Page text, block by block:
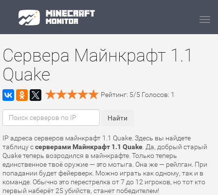
Сервера Майнкрафт 1.1
Quake
Рейтинг: 5/5 Голосов: 1
IP адреса серверов майнкрафт 1.1 Quake. Здесь вы найдете
таблицу ссерверами Майнкрафт 1.1 Quake . Да, добрый старый
Quake теперь возродился в майнкрафте. Только теперь
единственное твоё оружие — это мотыга. Она же — рейлган. При
попадании будет фейерверк. Можно играть как одному, так и в
команде. Обычно это перестрелка от 7 до 12 игроков, но тот кто
первый наберёт 25 убийств, станет победителем!